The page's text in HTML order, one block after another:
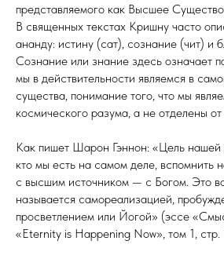
представляемого как Высшее
В священных текстах Кришну часто
ананду: истину (сат), сознание (чит) и
Сознание или знание здесь означает
мы в действительности являемся в
существа, понимание того, что мы
космического разума, а не отделены от
Как пишет Шарон Гэннон: «Цель нашей
кто мы есть на самом деле, вспомнить
с высшим источником — с Богом. Это
называется самореализацией,
просветлением или Йогой» (эссе
«Eternity is Happening Now», том 1, стр.